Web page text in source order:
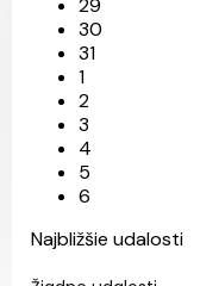
29
30
31
1
2
3
4
5
6
Najbližšie udalosti